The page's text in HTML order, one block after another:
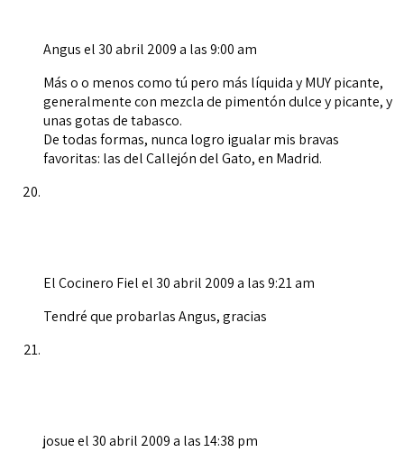
Angusel 30 abril 2009 a las 9:00 am
Más o o menos como tú pero más líquida y MUY picante,
generalmente con mezcla de pimentón dulce y picante, y
unas gotas de tabasco.
De todas formas, nunca logro igualar mis bravas
favoritas: las del Callejón del Gato, en Madrid.
El Cocinero Fielel 30 abril 2009 a las 9:21 am
Tendré que probarlas Angus, gracias
josueel 30 abril 2009 a las 14:38 pm